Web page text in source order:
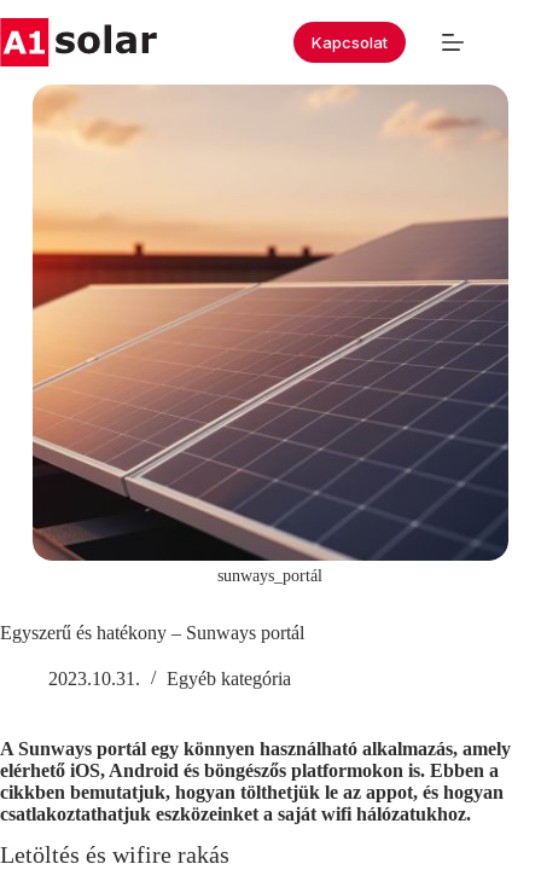
Kapcsolat
sunways_portál
Egyszerű és hatékony – Sunways portál
2023.10.31. Egyéb kategória
A Sunways portál egy könnyen használható alkalmazás, amely
elérhető iOS, Android és böngészős platformokon is. Ebben a
cikkben bemutatjuk, hogyan tölthetjük le az appot, és hogyan
csatlakoztathatjuk eszközeinket a saját wifi hálózatukhoz.
Letöltés és wifire rakás